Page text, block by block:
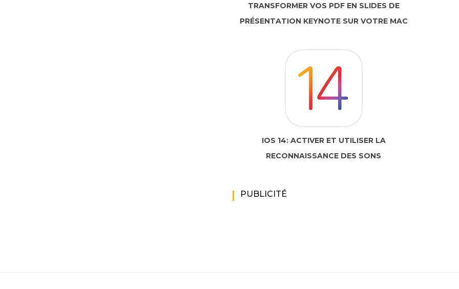
TRANSFORMER VOS PDF EN SLIDES DE
PRÉSENTATION KEYNOTE SUR VOTRE MAC
IOS 14: ACTIVER ET UTILISER LA
RECONNAISSANCE DES SONS
PUBLICITÉ